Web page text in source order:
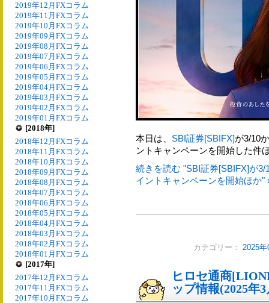
2019年12月FXコラム
2019年11月FXコラム
2019年10月FXコラム
2019年09月FXコラム
2019年08月FXコラム
2019年07月FXコラム
2019年06月FXコラム
2019年05月FXコラム
2019年04月FXコラム
2019年03月FXコラム
2019年02月FXコラム
2019年01月FXコラム
[2018年]
2018年12月FXコラム
2018年11月FXコラム
2018年10月FXコラム
2018年09月FXコラム
2018年08月FXコラム
2018年07月FXコラム
2018年06月FXコラム
2018年05月FXコラム
2018年04月FXコラム
2018年03月FXコラム
2018年02月FXコラム
2018年01月FXコラム
[2017年]
2017年12月FXコラム
2017年11月FXコラム
2017年10月FXコラム
本日は、 SBI証券[SBIFX]が3/10
ントキャンペーンを開始した件
続きを読む "SBI証券[SBIFX]が
イントキャンペーンを開始ほか"
カテゴリー： 2025
ヒロセ通商
ップ情報(2025年